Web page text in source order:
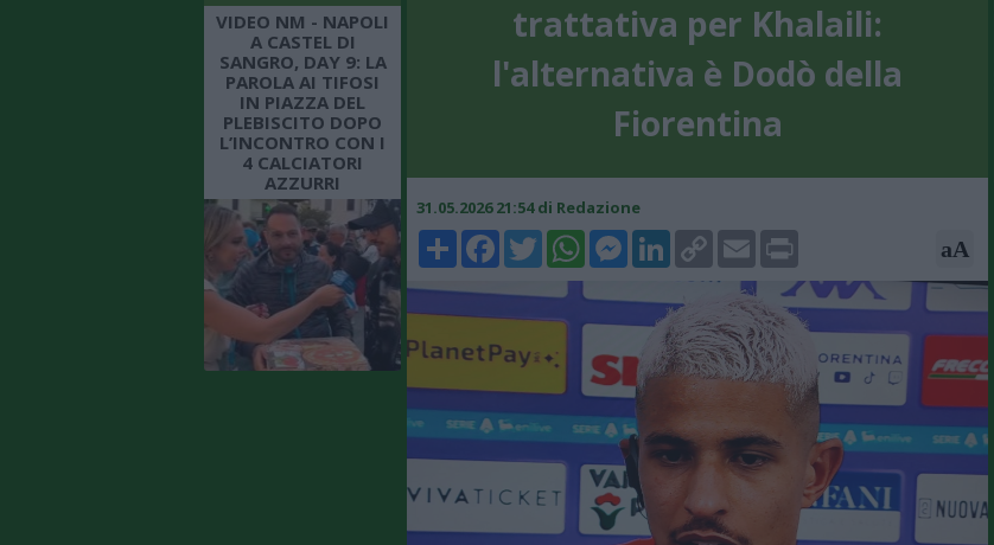
VIDEO NM - NAPOLI
A CASTEL DI
SANGRO, DAY 9: LA
PAROLA AI TIFOSI
IN PIAZZA DEL
PLEBISCITO DOPO
L’INCONTRO CON I
4 CALCIATORI
AZZURRI
trattativa per Khalaili:
l'alternativa è Dodò della
Fiorentina
31.05.2026 21:54 di Redazione
ShareFacebookTwitterWhatsAppMessenger
LinkedIn
Copy
Link
Email Print aA